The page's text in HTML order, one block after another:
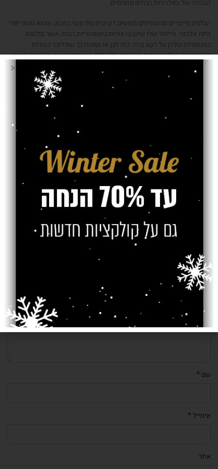
הגבוהה של האלרגיות בבתים מסוימים.
הבלגים מייצרים גם שטיחים מחוטים דקיקים של משי במבוק שהוא סגנון יפני
היפו אלרגני. הייחוד שלו שיש בו צורות גיאומטריות רבות, אשר בולטות
בצבעוניות שלהן על רקע בהיר כמו לבן או שמנת כך שמדובר בצורות
דומיננטיות בעלות נוכחות מרשימה בכל חלל. השטיחים אשר מיוצרים מצמר
יציבים שאינם דוהים או משתנים בעת הניקוי.
בסהרה שטיחים
תוכלו לראות מלאי גדול מאד של שטיחים בלגיים
ותוכלו לבחור את הדגם ואת הגודל של השטיח, על פי ההתאמה לחדרים
הספציפיים בבית.
שדות החובה מסומנים
התגובה שלך
שם*
אימייל*
אתר